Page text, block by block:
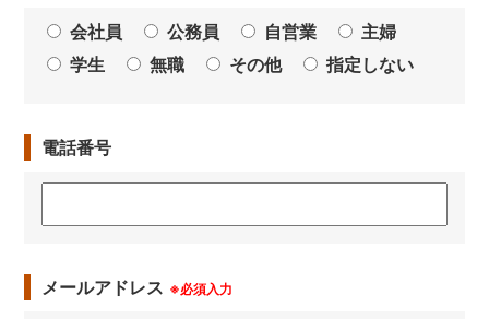
会社員 公務員 自営業
主婦
学生
無職 その他 指定しない
電話番号
メールアドレス ※必須入力